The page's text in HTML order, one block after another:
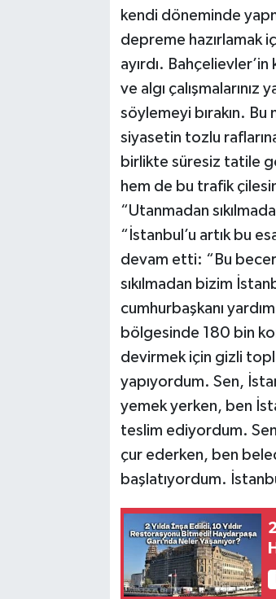
kendi döneminde
depreme hazırlamak
ayırdı. Bahçelievler’in
ve algı çalışmalarınız
söylemeyi bırakın.
siyasetin tozlu
birlikte süresiz tatile
hem de bu trafik
“Utanmadan
“İstanbul’u artık bu
devam etti: “Bu
sıkılmadan bizim
cumhurbaşkanı
bölgesinde 180 bin
devirmek için gizli
yapıyordum. Sen,
yemek yerken, ben
teslim ediyordum.
çur ederken, ben
başlatıyordum.